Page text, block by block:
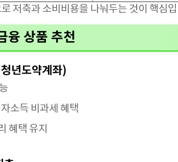
저축과 소비비용을 나눠두는 것이 핵심
융 상품 추천
년도약계좌)
소득 비과세 혜택
혜택 유지